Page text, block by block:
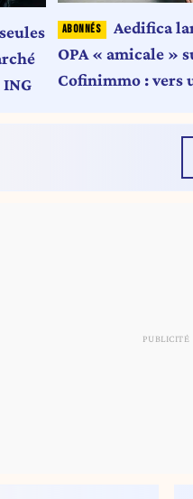
Aedifica
OPA « amicale »
Cofinimmo : vers